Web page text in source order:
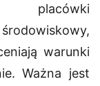
placówki
warunki
Ważna jest